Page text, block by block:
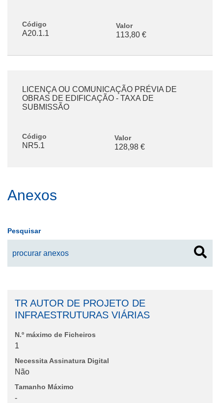
Código
A20.1.1
Valor
113,80 €
Código
NR5.1
LICENÇA OU COMUNICAÇÃO PRÉVIA DE
OBRAS DE EDIFICAÇÃO - TAXA DE
SUBMISSÃO
Valor
128,98 €
Anexos
Pesquisar
TR AUTOR DE PROJETO DE
INFRAESTRUTURAS VIÁRIAS
N.º máximo de Ficheiros
1
Necessita Assinatura Digital
Não
Tamanho Máximo
-